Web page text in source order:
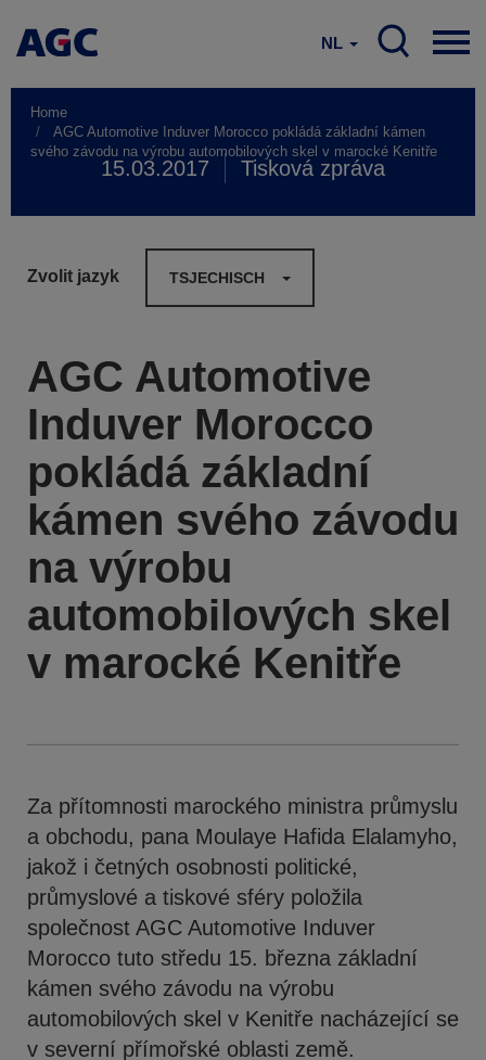
NL
Home
AGC Automotive Induver Morocco pokládá základní kámen
svého závodu na výrobu automobilových skel v marocké Kenitře
15.03.2017 Tisková zpráva
Zvolit jazyk TSJECHISCH
AGC Automotive
Induver Morocco
pokládá základní
kámen svého závodu
na výrobu
automobilových skel
v marocké Kenitře
Za přítomnosti marockého ministra průmyslu
a obchodu, pana Moulaye Hafida Elalamyho,
jakož i četných osobnosti politické,
průmyslové a tiskové sféry položila
společnost AGC Automotive Induver
Morocco tuto středu 15. března základní
kámen svého závodu na výrobu
automobilových skel v Kenitře nacházející se
v severní přímořské oblasti země.